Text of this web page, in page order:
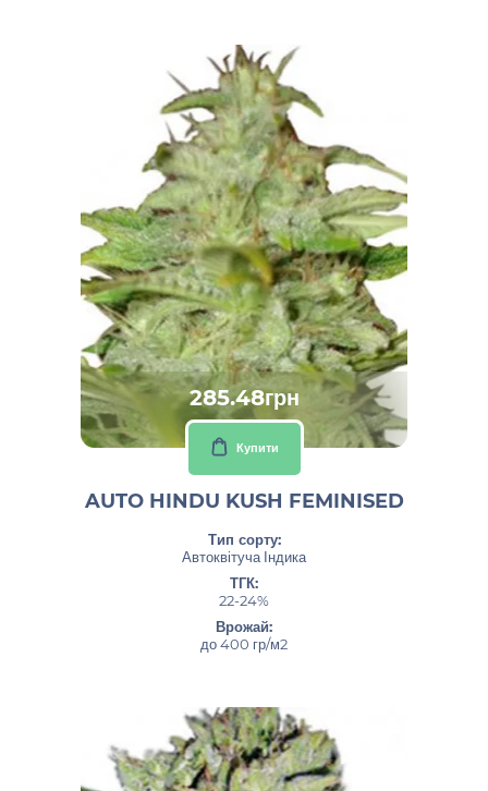
285.48грн
Купити
AUTO HINDU KUSH FEMINISED
Тип сорту:
Автоквітуча Індика
ТГК:
22-24%
Врожай:
до 400 гр/м2